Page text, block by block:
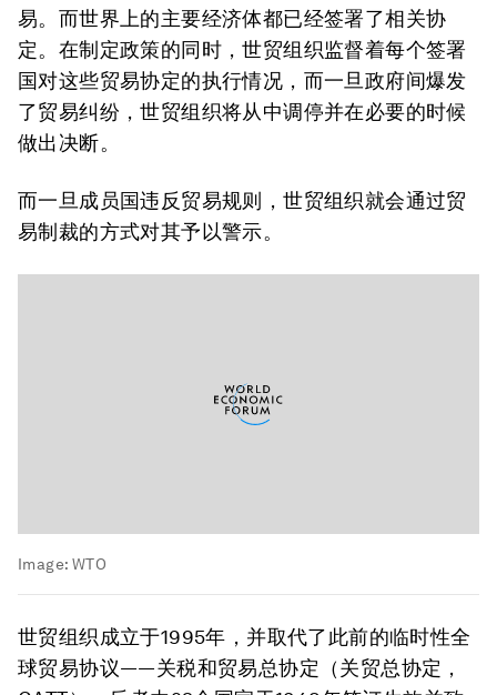
易。而世界上的主要经济体都已经签署了相关协
定。在制定政策的同时，世贸组织监督着每个签署
国对这些贸易协定的执行情况，而一旦政府间爆发
了贸易纠纷，世贸组织将从中调停并在必要的时候
做出决断。
而一旦成员国违反贸易规则，世贸组织就会通过贸
易制裁的方式对其予以警示。
Image: WTO
世贸组织成立于1995年，并取代了此前的临时性全
球贸易协议——关税和贸易总协定（关贸总协定，